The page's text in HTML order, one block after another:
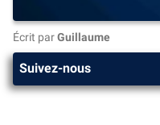
Écrit parGuillaume
Suivez-nous